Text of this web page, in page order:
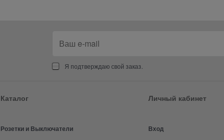
Я подтверждаю свой заказ.
Каталог
Розетки и Выключатели
Личный кабинет
Вход